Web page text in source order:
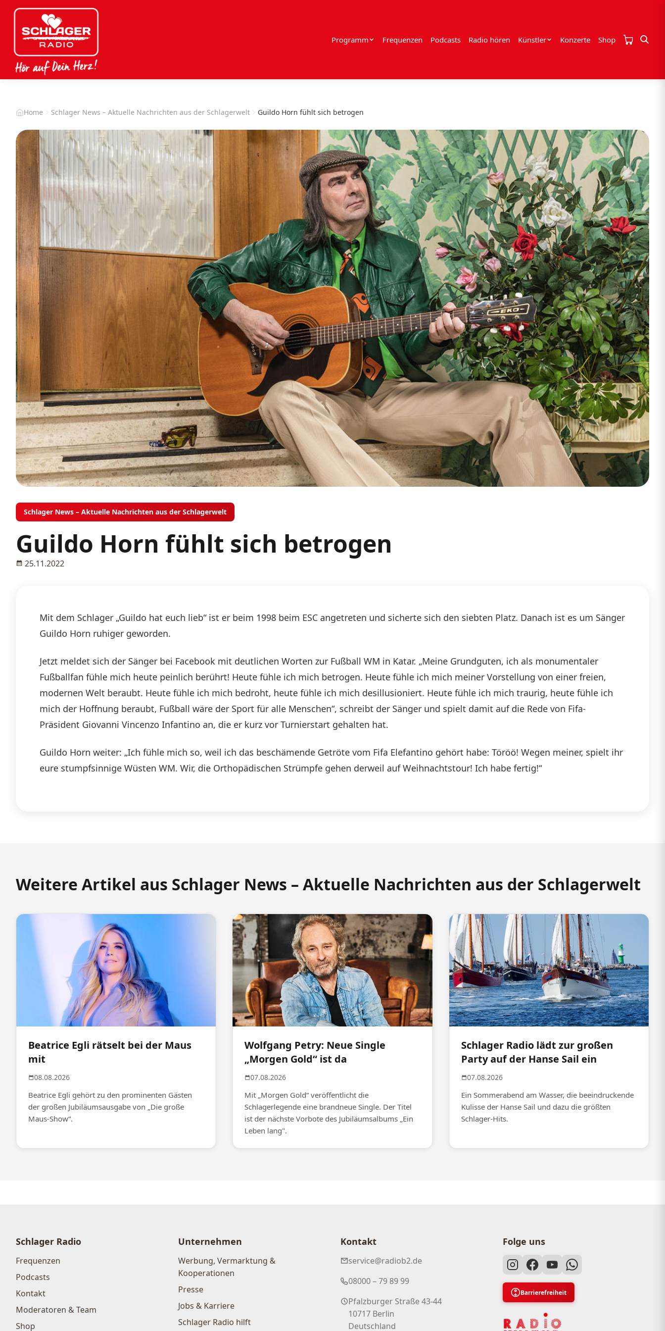
Programm Frequenzen Podcasts Radio hören Künstler Konzerte Shop
Home Schlager News – Aktuelle Nachrichten aus der Schlagerwelt Guildo Horn fühlt sich betrogen
Schlager News – Aktuelle Nachrichten aus der Schlagerwelt
Guildo Horn fühlt sich betrogen
25.11.2022
Mit dem Schlager „Guildo hat euch lieb“ ist er beim 1998 beim ESC angetreten und sicherte sich den siebten Platz. Danach ist es um Sänger
Guildo Horn ruhiger geworden.
Jetzt meldet sich der Sänger bei Facebook mit deutlichen Worten zur Fußball WM in Katar. „Meine Grundguten, ich als monumentaler
Fußballfan fühle mich heute peinlich berührt! Heute fühle ich mich betrogen. Heute fühle ich mich meiner Vorstellung von einer freien,
modernen Welt beraubt. Heute fühle ich mich bedroht, heute fühle ich mich desillusioniert. Heute fühle ich mich traurig, heute fühle ich
mich der Hoffnung beraubt, Fußball wäre der Sport für alle Menschen“, schreibt der Sänger und spielt damit auf die Rede von Fifa-
Präsident Giovanni Vincenzo Infantino an, die er kurz vor Turnierstart gehalten hat.
Guildo Horn weiter: „Ich fühle mich so, weil ich das beschämende Getröte vom Fifa Elefantino gehört habe: Töröö! Wegen meiner, spielt ihr
eure stumpfsinnige Wüsten WM. Wir, die Orthopädischen Strümpfe gehen derweil auf Weihnachtstour! Ich habe fertig!“
Weitere Artikel aus Schlager News – Aktuelle Nachrichten aus der Schlagerwelt
Beatrice Egli rätselt bei der Maus
mit
08.08.2026
Beatrice Egli gehört zu den prominenten Gästen
der großen Jubiläumsausgabe von „Die große
Maus-Show“.
Wolfgang Petry: Neue Single
„Morgen Gold“ ist da
07.08.2026
Mit „Morgen Gold“ veröffentlicht die
Schlagerlegende eine brandneue Single. Der Titel
ist der nächste Vorbote des Jubiläumsalbums „Ein
Leben lang".
Schlager Radio lädt zur großen
Party auf der Hanse Sail ein
07.08.2026
Ein Sommerabend am Wasser, die beeindruckende
Kulisse der Hanse Sail und dazu die größten
Schlager-Hits.
Schlager Radio
Frequenzen
Podcasts
Kontakt
Moderatoren & Team
Shop
Unternehmen
Werbung, Vermarktung &
Kooperationen
Presse
Jobs & Karriere
Schlager Radio hilft
Kontakt
service@radiob2.de
08000 – 79 89 99
Pfalzburger Straße 43-44
10717 Berlin
Deutschland
Folge uns
Barrierefreiheit